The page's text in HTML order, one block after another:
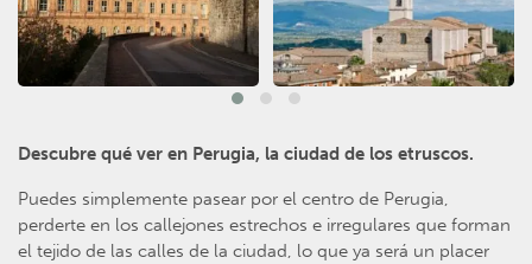
Descubre qué ver en Perugia, la ciudad de los etruscos.
Puedes simplemente pasear por el centro de Perugia,
perderte en los callejones estrechos e irregulares que forman
el tejido de las calles de la ciudad, lo que ya será un placer